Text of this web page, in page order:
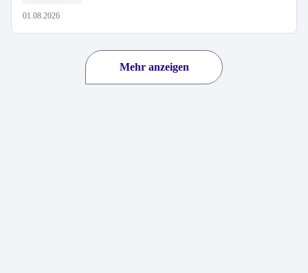
01.08.2026
Mehr anzeigen